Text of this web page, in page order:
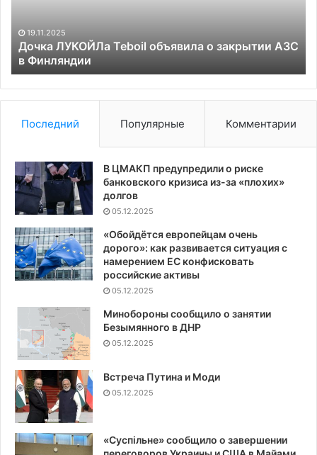
Финляндии
19.11.2025
Дочка ЛУКОЙЛа Teboil объявила о закрытии АЗС
в Финляндии
Последний Популярные Комментарии
В ЦМАКП предупредили о риске
банковского кризиса из-за «плохих»
долгов
05.12.2025
«Обойдётся европейцам очень
дорого»: как развивается ситуация с
намерением ЕС конфисковать
российские активы
05.12.2025
Минобороны сообщило о занятии
Безымянного в ДНР
05.12.2025
Встреча Путина и Моди
05.12.2025
«Суспiльне» сообщило о завершении